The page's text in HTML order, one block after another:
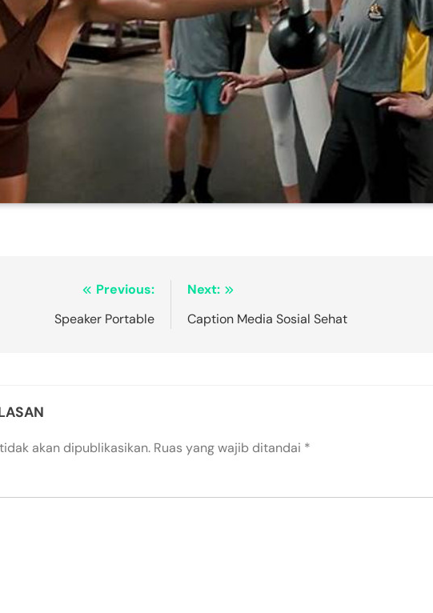
Previous:
Speaker Portable
Next:
Caption Media Sosial Sehat
akan dipublikasikan. Ruas yang wajib ditandai *